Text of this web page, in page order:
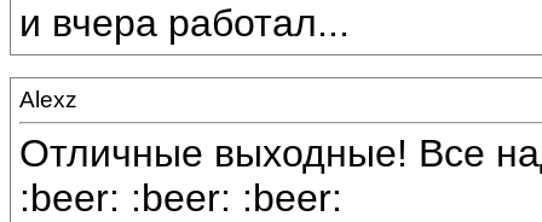
и вчера работал...
Alexz
Отличные выходные! Все
:beer: :beer: :beer: